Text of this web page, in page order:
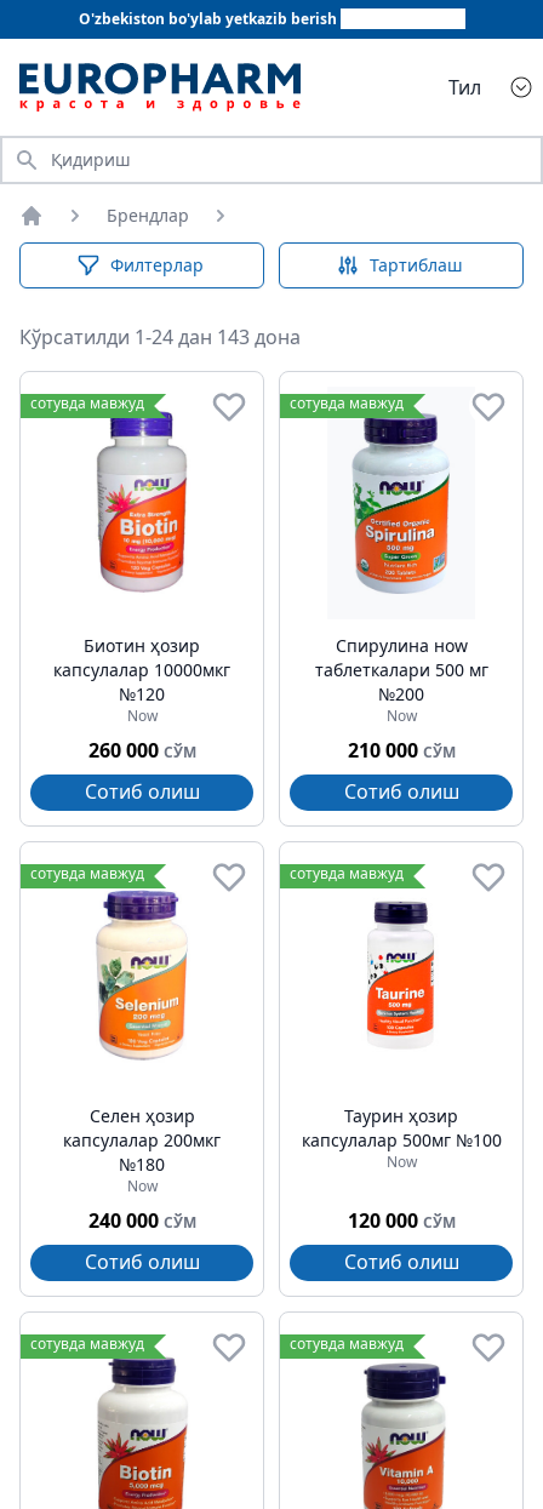
O'zbekiston bo'ylab yetkazib berish
Тил
Қидириш
Бош саҳифа
Брендлар
Филтерлар Тартиблаш
Кўрсатилди 1-24 дан 143 дона
сотувда мавжуд
Биотин ҳозир
капсулалар 10000мкг
№120
Now
260 000 СЎМ
Сотиб олиш
сотувда мавжуд
Спирулина ноw
таблеткалари 500 мг
№200
Now
210 000 СЎМ
Сотиб олиш
сотувда мавжуд
Селен ҳозир
капсулалар 200мкг
№180
Now
240 000 СЎМ
Сотиб олиш
сотувда мавжуд
Таурин ҳозир
капсулалар 500мг №100
Now
120 000 СЎМ
Сотиб олиш
сотувда мавжуд сотувда мавжуд